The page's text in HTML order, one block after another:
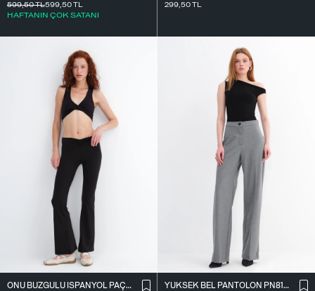
599,50TL
HAFTANIN ÇOK SATANI
599,50TL
299,50TL
ÖNÜ BÜZGÜLÜ İ̇SPANYOL PAÇA TAYT TYT4009
YÜKSEK BEL PANTOLON PN8130-R4